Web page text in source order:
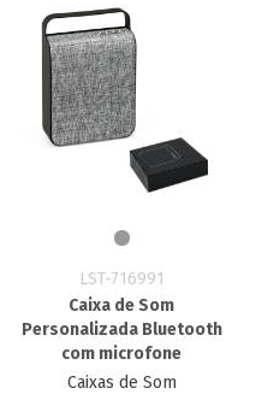
LST-716991
Caixa de Som
Personalizada Bluetooth
com microfone
Caixas de Som